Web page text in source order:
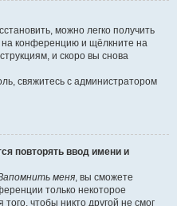
можно легко получить
конференцию и щёлкните на
и скоро вы снова
свяжитесь с администратором
повторять ввод имени и
меня, вы сможете
только некоторое
чтобы никто другой не смог